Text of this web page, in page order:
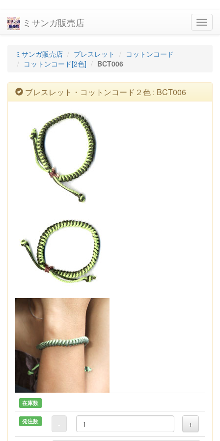
ミサンガ販売店
ミサンガ販売店 ブレスレット
コットンコード
コットンコード[2色]
BCT006
ブレスレット・コットンコード２色 : BCT006
在庫数
発注数 - +